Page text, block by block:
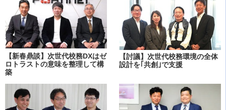
【新春鼎談】次世代校務DXはゼ
ロトラストの意味を整理して構
築
【討議】次世代校務環境の全体
設計を｢共創｣で支援